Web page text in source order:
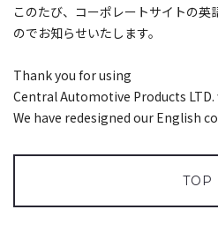
このたび、コーポレートサイトの英
のでお知らせいたします。
Thank you for using
Central Automotive Products LTD.
We have redesigned our English
TOP